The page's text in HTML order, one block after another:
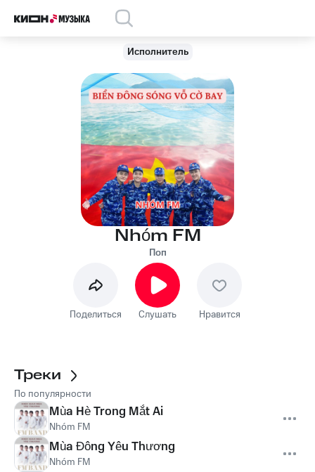
Исполнитель
Nhóm FM
Поп
Поделиться Слушать Нравится
Треки
По популярности
Mùa Hè Trong Mắt Ai
Nhóm FM
Mùa Đông Yêu Thương
Nhóm FM